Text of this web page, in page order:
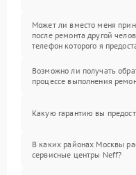
Может ли вместо меня
после ремонта другой
телефон которого я
Возможно ли получать
процессе выполнения
Какую гарантию вы
В каких районах Москвы
сервисные центры Neff?